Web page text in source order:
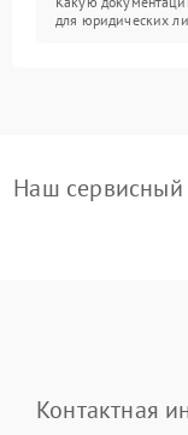
для юридических
Наш сервисный
Контактная